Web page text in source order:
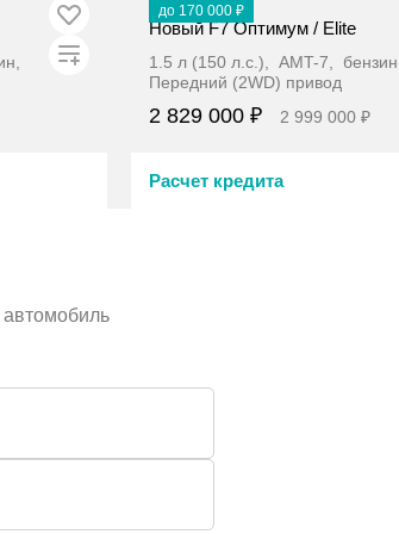
до 170 000 ₽
В наличии
Новый F7 Оптимум / Elite
1.5 л (150 л.с.), AMT-7, бензин,
Передний (2WD) привод
2 829 000 ₽ 2 999 000 ₽
Расчет кредита